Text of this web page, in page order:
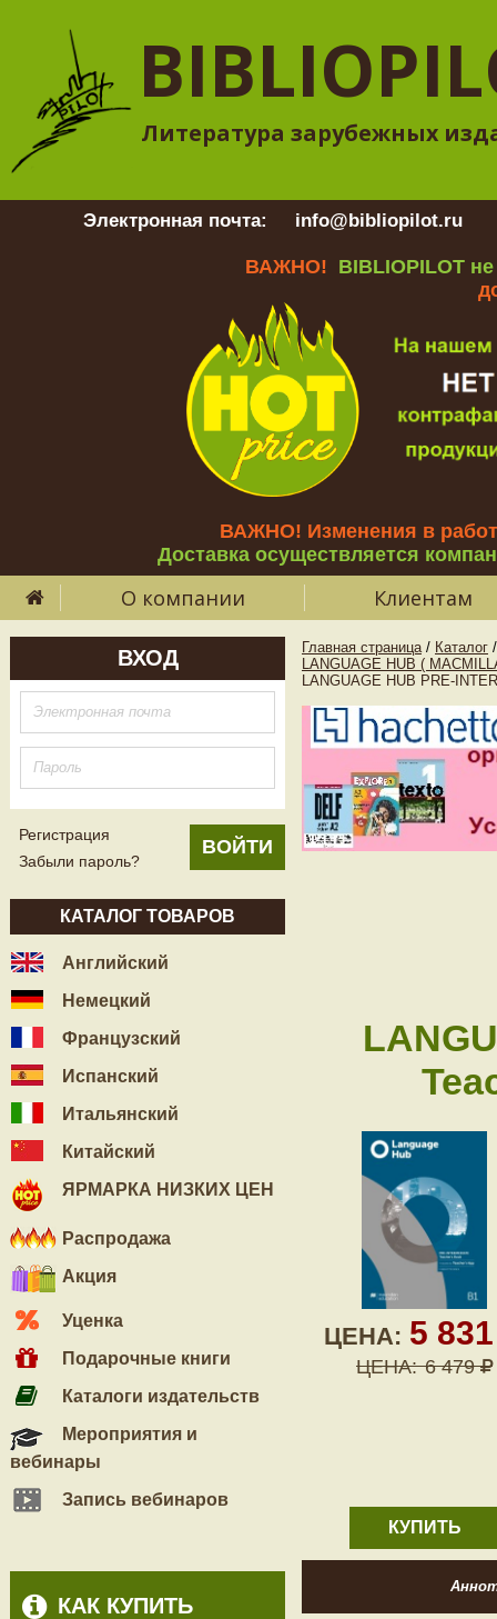
Литература зарубежных
Электронная почта: info@bibliopilot.ru
ВАЖНО! BIBLIOPILOT
ВАЖНО! Изменения в
Доставка осуществляется
О компании Клиентам
ВХОД
Регистрация
Забыли пароль?
КАТАЛОГ ТОВАРОВ
Английский
Немецкий
Французский
Испанский
Итальянский
Китайский
ЯРМАРКА НИЗКИХ ЦЕН
Распродажа
Акция
Уценка
Подарочные книги
Каталоги издательств
Мероприятия и
вебинары
Запись вебинаров
КАК КУПИТЬ
Главная страница / Каталог /
LANGUAGE HUB (
LANGUAGE HUB PRE-
ЦЕНА: 5
ЦЕНА: 6 479
КУПИТЬ